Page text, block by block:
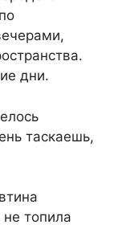
дни.
таскаешь,
топила